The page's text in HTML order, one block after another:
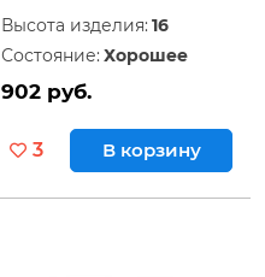
Высота изделия: 16
Состояние: Хорошее
902 руб.
3 В корзину